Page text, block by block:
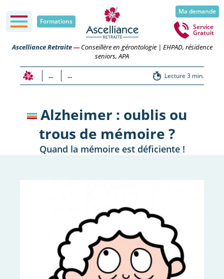
Formations
Ma demande
Service
Gratuit
Ascelliance Retraite—Conseillère en gérontologie | EHPAD, résidence
seniors, APA
... ... Lecture 3 min.
Alzheimer : oublis ou
trous de mémoire ?
Quand la mémoire est déficiente !